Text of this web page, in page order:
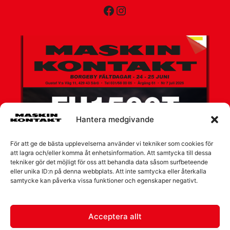
Hantera medgivande
För att ge de bästa upplevelserna använder vi tekniker som cookies för
att lagra och/eller komma åt enhetsinformation. Att samtycka till dessa
tekniker gör det möjligt för oss att behandla data såsom surfbeteende
eller unika ID:n på denna webbplats. Att inte samtycka eller återkalla
samtycke kan påverka vissa funktioner och egenskaper negativt.
Acceptera allt
Facebook
Instagram